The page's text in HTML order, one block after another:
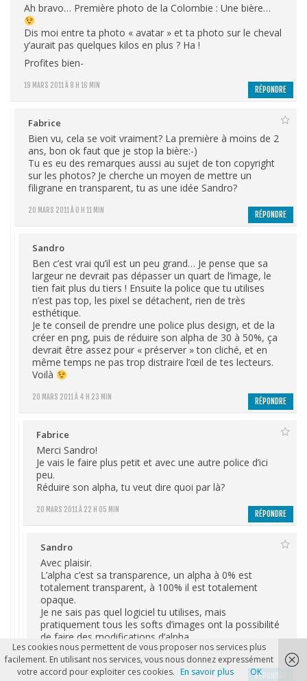
19 MARS 2011 À 8 H 16 MIN
Ah bravo… Première photo de la Colombie : Une bière…
Dis moi entre ta photo « avatar » et ta photo sur le cheval
y’aurait pas quelques kilos en plus ? Ha !
Profites bien-
RÉPONDRE
Fabrice
20 MARS 2011 À 0 H 11 MIN
Bien vu, cela se voit vraiment? La première à moins de 2
ans, bon ok faut que je stop la bière:-)
Tu es eu des remarques aussi au sujet de ton copyright
sur les photos? Je cherche un moyen de mettre un
filigrane en transparent, tu as une idée Sandro?
RÉPONDRE
Sandro
20 MARS 2011 À 4 H 23 MIN
Ben c’est vrai qu’il est un peu grand… Je pense que sa
largeur ne devrait pas dépasser un quart de l’image, le
tien fait plus du tiers ! Ensuite la police que tu utilises
n’est pas top, les pixel se détachent, rien de très
esthétique.
Je te conseil de prendre une police plus design, et de la
créer en png, puis de réduire son alpha de 30 à 50%, ça
devrait être assez pour « préserver » ton cliché, et en
même temps ne pas trop distraire l’œil de tes lecteurs.
Voilà
RÉPONDRE
Fabrice
20 MARS 2011 À 22 H 05 MIN
Merci Sandro!
Je vais le faire plus petit et avec une autre police d’ici
peu.
Réduire son alpha, tu veut dire quoi par là?
RÉPONDRE
Sandro
21 MARS 2011 À 5 H 07 MIN
Avec plaisir.
L’alpha c’est sa transparence, un alpha à 0% est
totalement transparent, à 100% il est totalement
opaque.
Je ne sais pas quel logiciel tu utilises, mais
pratiquement tous les softs d’images ont la possibilité
de faire des modifications d’alpha.
A+
RÉPONDRE
Les cookies nous permettent de vous proposer nos services plus
facilement. En utilisant nos services, vous nous donnez expressément
votre accord pour exploiter ces cookies. En savoir plus OK